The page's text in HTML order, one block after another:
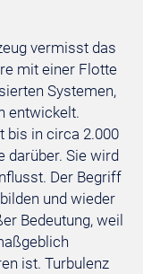
vermisst das
mit einer Flotte
Systemen,
entwickelt.
bis in circa 2.000
darüber. Sie wird
Der Begriff
und wieder
Bedeutung, weil
ist. Turbulenz